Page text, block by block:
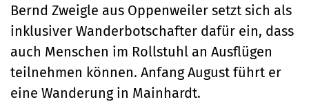
Bernd Zweigle aus Oppenweiler setzt sich als
inklusiver Wanderbotschafter dafür ein, dass
auch Menschen im Rollstuhl an Ausflügen
teilnehmen können. Anfang August führt er
eine Wanderung in Mainhardt.